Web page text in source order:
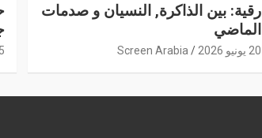
رقية: بين الذاكرة, النسيان و صدمات
الماضي
20 يونيو 2026 Screen Arabia 5 يونيو 2026